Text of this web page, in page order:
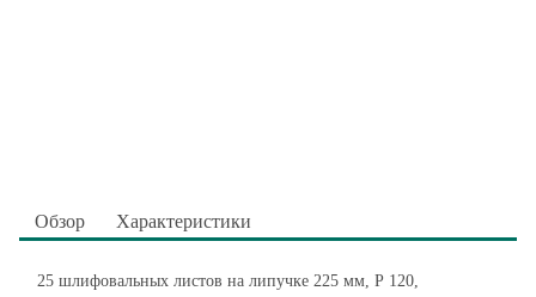
Обзор Характеристики
25 шлифовальных листов на липучке 225 мм, Р 120,